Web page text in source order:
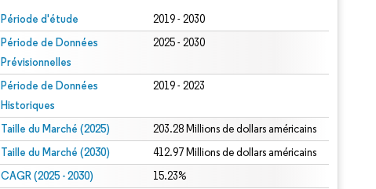
Période d'étude 2019 - 2030
Période de Données
Prévisionnelles
2025 - 2030
Période de Données
Historiques
2019 - 2023
Taille du Marché (2025) 203.28 Millions de dollars américains
Taille du Marché (2030) 412.97 Millions de dollars américains
CAGR (2025 - 2030) 15.23%